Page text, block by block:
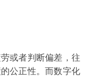
或者判断偏差，往
公正性。而数字化